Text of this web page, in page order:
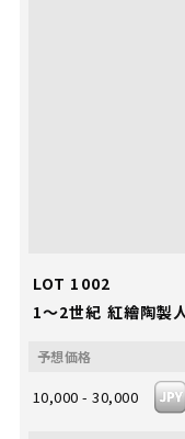
LOT 1002
1～2世紀 紅繪陶製
10,000 - 30,000